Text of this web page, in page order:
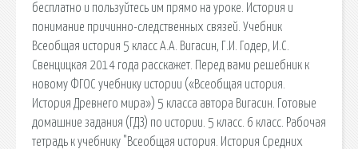
бесплатно и пользуйтесь им прямо на уроке. История и
понимание причинно-следственных связей. Учебник
Всеобщая история 5 класс А.А. Вигасин, Г.И. Годер, И.С.
Свенцицкая 2014 года расскажет. Перед вами решебник к
новому ФГОС учебнику истории («Всеобщая история.
История Древнего мира») 5 класса автора Вигасин. Готовые
домашние задания (ГДЗ) по истории. 5 класс. 6 класс. Рабочая
тетрадь к учебнику "Всеобщая история. История Средних